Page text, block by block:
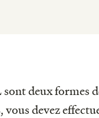
sont deux formes
vous devez